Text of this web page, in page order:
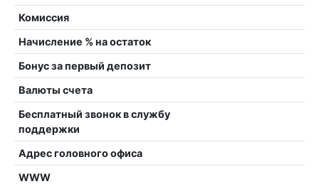
Комиссия
Начисление % на остаток
Бонус за первый депозит
Валюты счета
Бесплатный звонок в службу
поддержки
Адрес головного офиса
WWW